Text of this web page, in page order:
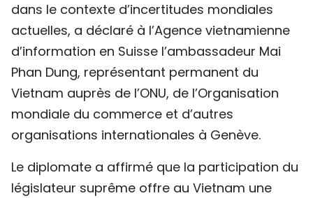
dans le contexte d’incertitudes mondiales
actuelles, a déclaré à l’Agence vietnamienne
d’information en Suisse l’ambassadeur Mai
Phan Dung, représentant permanent du
Vietnam auprès de l’ONU, de l’Organisation
mondiale du commerce et d’autres
organisations internationales à Genève.
Le diplomate a affirmé que la participation du
législateur suprême offre au Vietnam une